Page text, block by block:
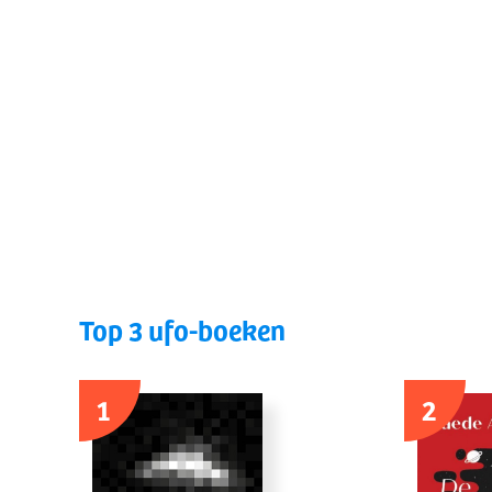
Top 3 ufo-boeken
1
2